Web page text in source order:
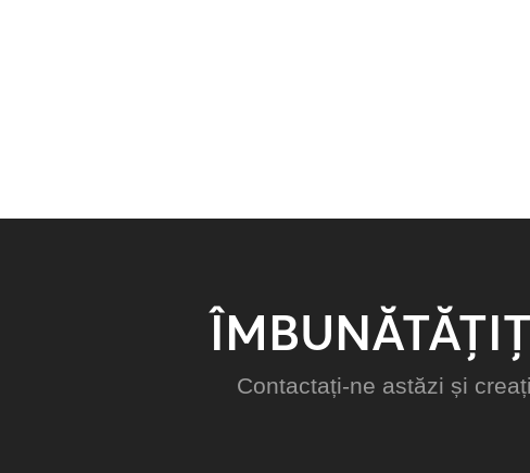
Contactați-ne astăzi și